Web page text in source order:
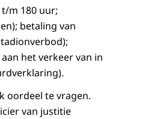
m 180 uur;
betaling van
het verkeer van in
oordeel te vragen.
van justitie